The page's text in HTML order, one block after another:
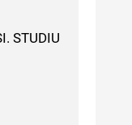
STUDIU